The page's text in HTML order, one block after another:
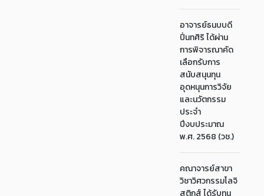
อาจารย์ธนบบดี
ปิ่นทศิริ ได้ผ่าน
การพิจารณาคัด
เลือกรับการ
สนับสนุนทุน
อุดหนุนการวิจัย
และนวัตกรรม
ประจำ
ปีงบประมาณ
พ.ศ. 2568 (วช.)
คณาจารย์สาขา
วิชาวิศวกรรมโลจิ
สติกส์ ได้รับทุน